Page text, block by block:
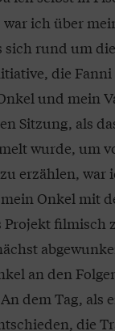
war ich über
sich rund um
die
und mein
Sitzung, als
wurde, um
erzählen, war
Onkel mit
Projekt filmisch
an den
dem Tag, als
die